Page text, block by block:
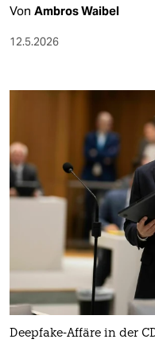
Von Ambros Waibel
12.5.2026
Deepfake-Affäre in der